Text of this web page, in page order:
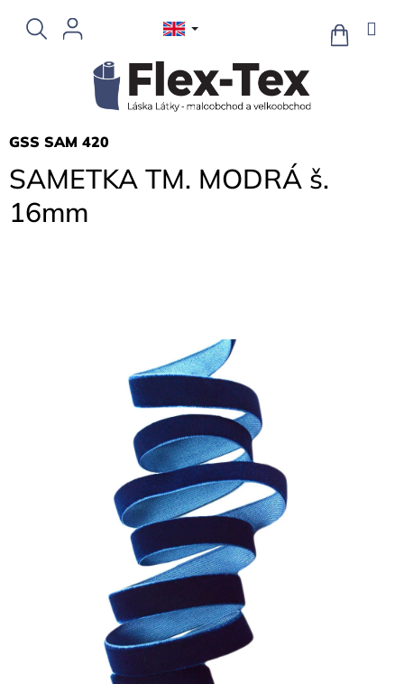
content
CART
SAMETKA TM. MODRÁ š.
16mm
GSS SAM 420